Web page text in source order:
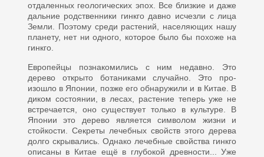
отдаленных геологических эпох. Все близкие и даже
дальние родственники гинкго давно исчезли с лица
Земли. Поэтому среди растений, населяющих нашу
планету, нет ни одного, которое было бы похоже на
гинкго.
Европейцы познакомились с ним недавно. Это
дерево открыто ботаниками случайно. Это про­
изошло в Японии, позже его обна­ружили и в Китае. В
диком состоя­нии, в лесах, растение теперь уже не
встречается, оно существует только в культуре. В
Японии это дерево является символом жизни и
стойкости. Секреты лечебных свойств этого дерева
долго скры­вались. Однако лечебные свойства гинкго
описаны в Китае ещё в глу­бокой древности... Уже